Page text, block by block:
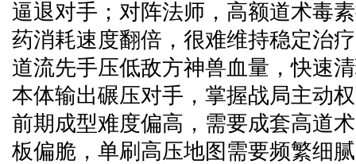
逼退对手；对阵法师，高额道术毒
药消耗速度翻倍，很难维持稳定治
道流先手压低敌方神兽血量，快速
本体输出碾压对手，掌握战局主动
前期成型难度偏高，需要成套高道
板偏脆，单刷高压地图需要频繁细